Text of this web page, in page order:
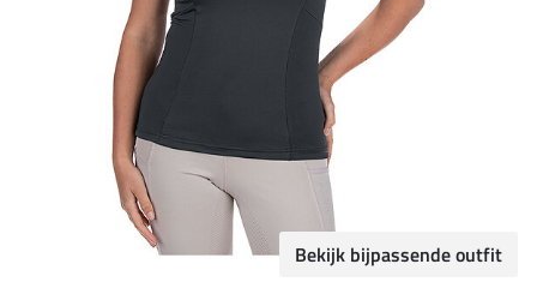
Bekijk bijpassende outfit